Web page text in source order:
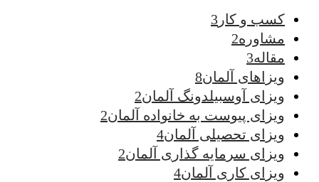
کسب و کار 3
مشاوره2
مقاله3
ویزاهای آلمان8
ویزای آوسبیلدونگ آلمان2
ویزای پیوست به خانواده آلمان2
ویزای تحصیلی آلمان4
ویزای سرمایه گذاری آلمان2
ویزای کاری آلمان4